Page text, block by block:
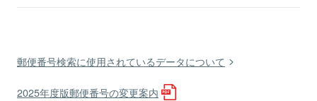
郵便番号検索に使用されているデータについて
2025年度版郵便番号の変更案内